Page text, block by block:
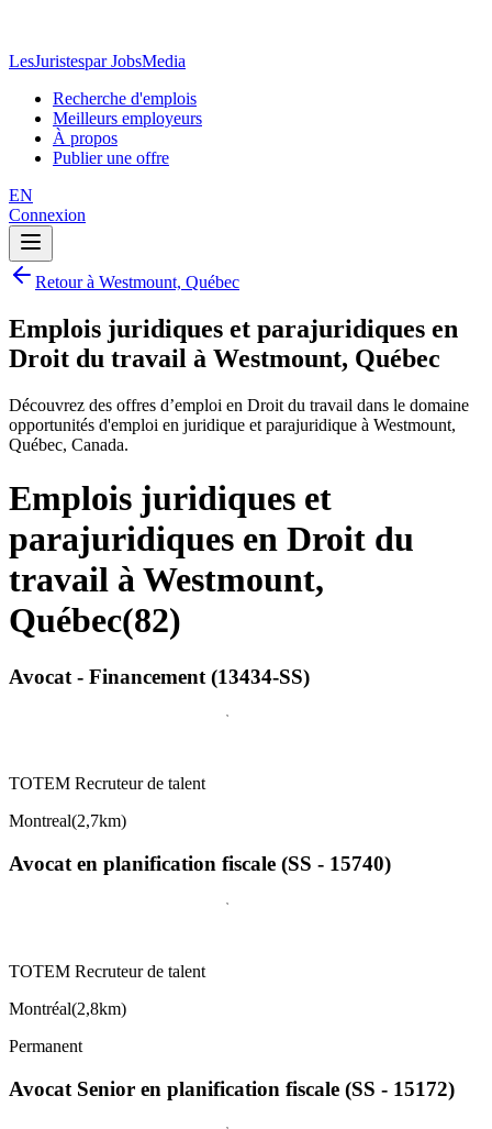
LesJuristespar JobsMedia
Recherche d'emplois
Meilleurs employeurs
À propos
Publier une offre
EN
Connexion
Retour à Westmount, Québec
Emplois juridiques et parajuridiques en
Droit du travail à Westmount, Québec
Découvrez des offres d’emploi en Droit du travail dans le domaine
opportunités d'emploi en juridique et parajuridique à Westmount,
Québec, Canada.
Emplois juridiques et
parajuridiques en Droit du
travail à Westmount,
Québec(82)
Avocat - Financement (13434-SS)
TOTEM Recruteur de talent
Montreal(2,7km)
Avocat en planification fiscale (SS - 15740)
TOTEM Recruteur de talent
Montréal(2,8km)
Permanent
Avocat Senior en planification fiscale (SS - 15172)